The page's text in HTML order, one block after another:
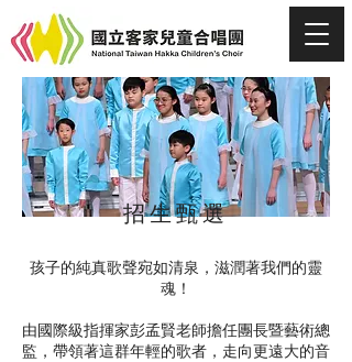
招生甄選
孩子的純真歌聲宛如清泉，滋潤著我們的靈
魂！
由國際級指揮家彭孟賢老師擔任團長暨藝術總
監，帶領著這群年輕的歌者，走向更遠大的音